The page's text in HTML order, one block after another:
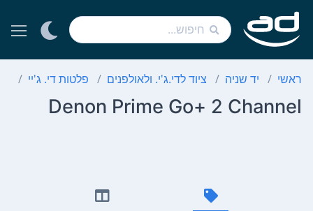
ראשי יד שניה ציוד לדי.ג'י. ולאולפנים פלטות די. ג'יי
Denon Prime Go+ 2 Channel